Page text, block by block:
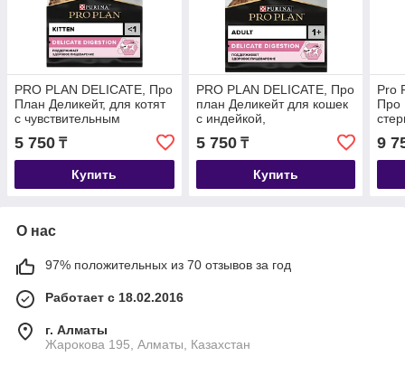
PRO PLAN DELICATE, Про
План Деликейт, для котят
с чувствительным
пищеварением, с
индейкой, весовой 1кг
5 750 ₸
Купить
PRO PLAN DELICATE, Про
план Деликейт для кошек
с индейкой,
чувствительное
пищеварение, весовой 1кг
5 750₸
Купить
Pro
Про
9
О нас
97% положительных из 70 отзывов за год
Работает с 18.02.2016
г. Алматы
Жарокова 195, Алматы, Казахстан